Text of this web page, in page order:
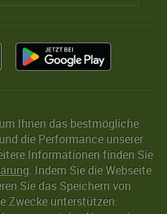
Ihnen das bestmögliche
die Performance unserer
Informationen finden Sie
. Indem Sie die Webseite
Sie das Speichern von
Zwecke unterstützen: